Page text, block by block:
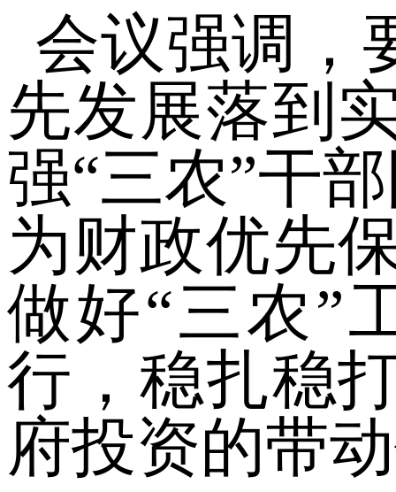
会议强调，
先发展落到
强“三农”干
为财政优先
做好“三农”
行，稳扎稳
府投资的带